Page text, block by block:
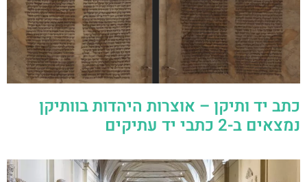
כתב יד ותיקן – אוצרות היהדות בוותיקן
נמצאים ב-2 כתבי יד עתיקים